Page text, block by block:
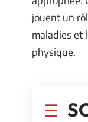
jouent un
maladies et
physique.